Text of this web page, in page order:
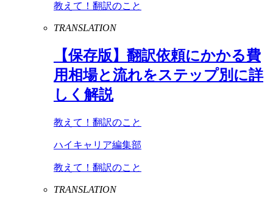
教えて！翻訳のこと
TRANSLATION
【保存版】翻訳依頼にかかる費
用相場と流れをステップ別に詳
しく解説
教えて！翻訳のこと
ハイキャリア編集部
教えて！翻訳のこと
TRANSLATION